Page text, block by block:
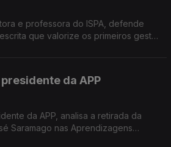
e professora do ISPA, defende
que valorize os primeiros gestos
da APP
da APP, analisa a retirada da
Saramago nas Aprendizagens